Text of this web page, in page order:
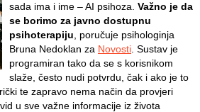
sada ima i ime – AI psihoza. Važno je da
se borimo za javno dostupnu
psihoterapiju , poručuje psihologinja
Bruna Nedoklan za Novosti . Sustav je
programiran tako da se s korisnikom
slaže, često nudi potvrdu, čak i ako je to
te zapravo nema način da provjeri
u sve važne informacije iz života